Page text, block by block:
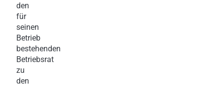
den
für
seinen
Betrieb
bestehenden
Betriebsrat
zu
den